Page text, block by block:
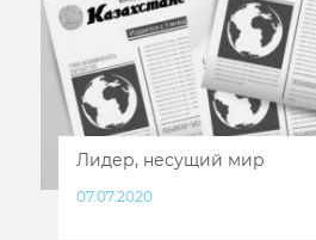
Лидер, несущий мир
07.07.2020